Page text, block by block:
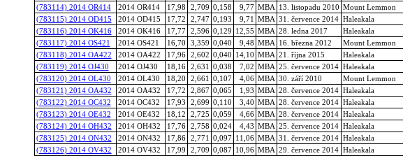
(783114) 2014 OR414
2014 OR414 17,98 2,709 0,158 9,77 MBA 13. listopadu 2010 Mount Lemmon
(783115) 2014 OD415
2014 OD415 17,72 2,747 0,193 9,71 MBA 31. července 2014 Haleakala
(783116) 2014 OK416
2014 OK416 17,77 2,596 0,129 12,55 MBA 28. ledna 2017 Haleakala
(783117) 2014 OS421
2014 OS421 16,70 3,359 0,040 9,48 MBA 16. března 2012 Mount Lemmon
(783118) 2014 OA422
2014 OA422 17,96 2,602 0,040 14,10 MBA 21. října 2015 Haleakala
(783119) 2014 OJ430
2014 OJ430 18,16 2,631 0,038 7,02 MBA 25. července 2014 Haleakala
(783120) 2014 OL430
2014 OL430 18,20 2,661 0,107 4,06 MBA 30. září 2010 Mount Lemmon
(783121) 2014 OA432
2014 OA432 17,72 2,867 0,065 1,93 MBA 28. července 2014 Haleakala
(783122) 2014 OC432
2014 OC432 17,93 2,699 0,110 3,40 MBA 28. července 2014 Haleakala
(783123) 2014 OE432
2014 OE432 18,12 2,725 0,059 4,66 MBA 28. července 2014 Haleakala
(783124) 2014 OH432
2014 OH432 17,76 2,758 0,024 4,43 MBA 25. července 2014 Haleakala
(783125) 2014 ON432
2014 ON432 17,86 2,771 0,097 11,06 MBA 31. července 2014 Haleakala
(783126) 2014 OV432
2014 OV432 17,99 2,709 0,087 10,96 MBA 29. července 2014 Haleakala